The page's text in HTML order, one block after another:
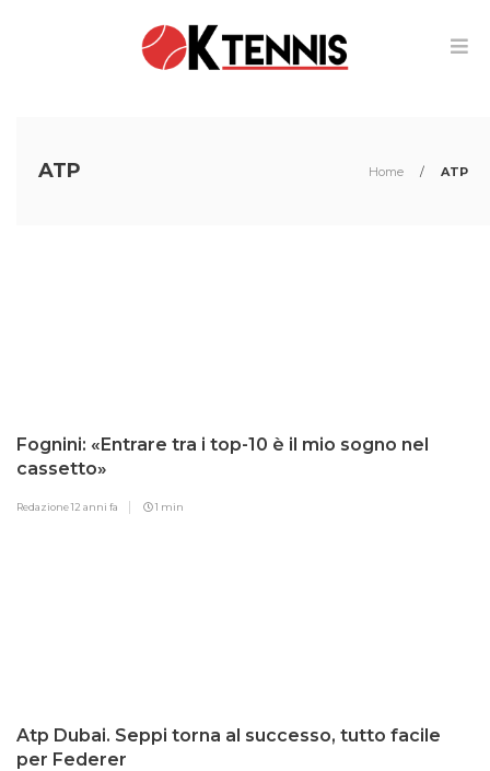
ATP Home / ATP
Fognini: «Entrare tra i top-10 è il mio sogno nel
cassetto»
Redazione12 anni fa 1 min
Atp Dubai. Seppi torna al successo, tutto facile
per Federer